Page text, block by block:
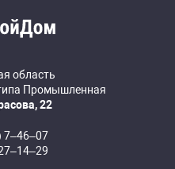
область
Промышленная
22
7‒46‒07